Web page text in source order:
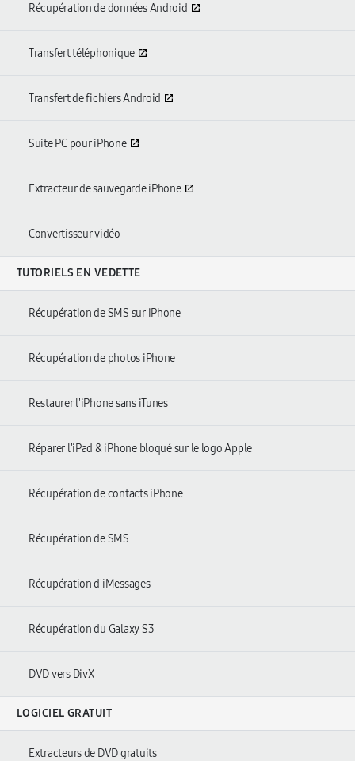
Récupération de données Android
Transfert téléphonique
Transfert de fichiers Android
Suite PC pour iPhone
Extracteur de sauvegarde iPhone
Convertisseur vidéo
TUTORIELS EN VEDETTE
Récupération de SMS sur iPhone
Récupération de photos iPhone
Restaurer l'iPhone sans iTunes
Réparer l'iPad & iPhone bloqué sur le logo Apple
Récupération de contacts iPhone
Récupération de SMS
Récupération d'iMessages
Récupération du Galaxy S3
DVD vers DivX
LOGICIEL GRATUIT
Extracteurs de DVD gratuits